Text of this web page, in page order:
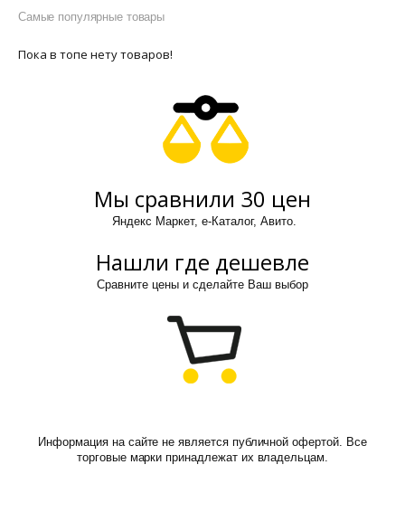
Самые популярные товары
Пока в топе нету товаров!
Мы сравнили 30 цен
Яндекс Маркет, е-Каталог, Авито.
Нашли где дешевле
Сравните цены и сделайте Ваш выбор
Информация на сайте не является публичной офертой. Все
торговые марки принадлежат их владельцам.